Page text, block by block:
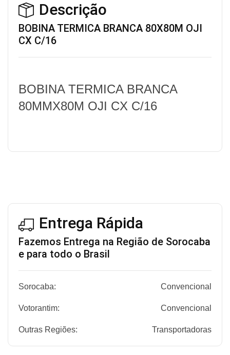
Descrição
BOBINA TERMICA BRANCA 80X80M OJI
CX C/16
BOBINA TERMICA BRANCA
80MMX80M OJI CX C/16
Entrega Rápida
Fazemos Entrega na Região de Sorocaba
e para todo o Brasil
Sorocaba: Convencional
Votorantim: Convencional
Outras Regiões: Transportadoras